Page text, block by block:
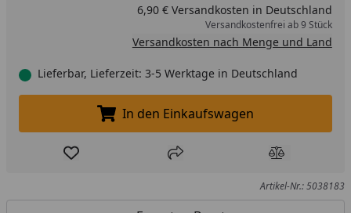
6,90 € Versandkosten in Deutschland
Versandkostenfrei ab 9 Stück
Versandkosten nach Menge und Land
Lieferbar, Lieferzeit: 3-5 Werktage in Deutschland
In den Einkaufswagen legen
In den Einkaufswagen
Produkt zur Wunschliste hinzufügen
Teilen Produkt
Artikel-Nr.: 5038183